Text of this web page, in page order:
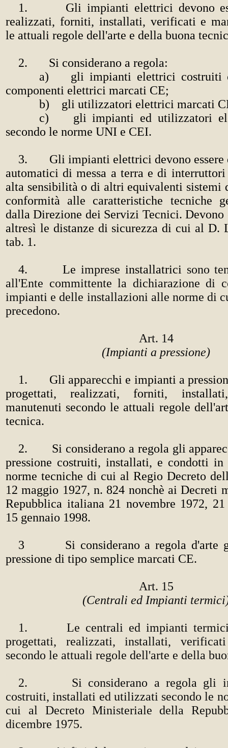
1. Gli impianti elettrici devono
realizzati, forniti, installati, verificati e
le attuali regole dell'arte e della buona
2. Si considerano a regola:
a) gli impianti elettrici costruiti
componenti elettrici marcati CE;
b) gli utilizzatori elettrici marcati
c) gli impianti ed utilizzatori
secondo le norme UNI e CEI.
3. Gli impianti elettrici devono essere
automatici di messa a terra e di
alta sensibilità o di altri equivalenti sistemi
conformità alle caratteristiche tecniche
dalla Direzione dei Servizi Tecnici. Devono
altresì le distanze di sicurezza di cui al D.
tab. 1.
4.Le imprese installatrici sono
all'Ente committente la dichiarazione di
impianti e delle installazioni alle norme di
precedono.
Art. 14
(Impianti a pressione)
1. Gli apparecchi e impianti a
progettati, realizzati, forniti,
manutenuti secondo le attuali regole
tecnica.
2. Si considerano a regola gli
pressione costruiti, installati, e condotti
norme tecniche di cui al Regio Decreto
12 maggio 1927, n. 824 nonchè ai Decreti
Repubblica italiana 21 novembre 1972,
15 gennaio 1998.
3 Si considerano a regola d'arte
pressione di tipo semplice marcati CE.
Art. 15
(Centrali ed Impianti
1. Le centrali ed impianti termici
progettati, realizzati, installati,
secondo le attuali regole dell'arte e della
2. Si considerano a regola gli
costruiti, installati ed utilizzati secondo le
cui al Decreto Ministeriale della
dicembre 1975.